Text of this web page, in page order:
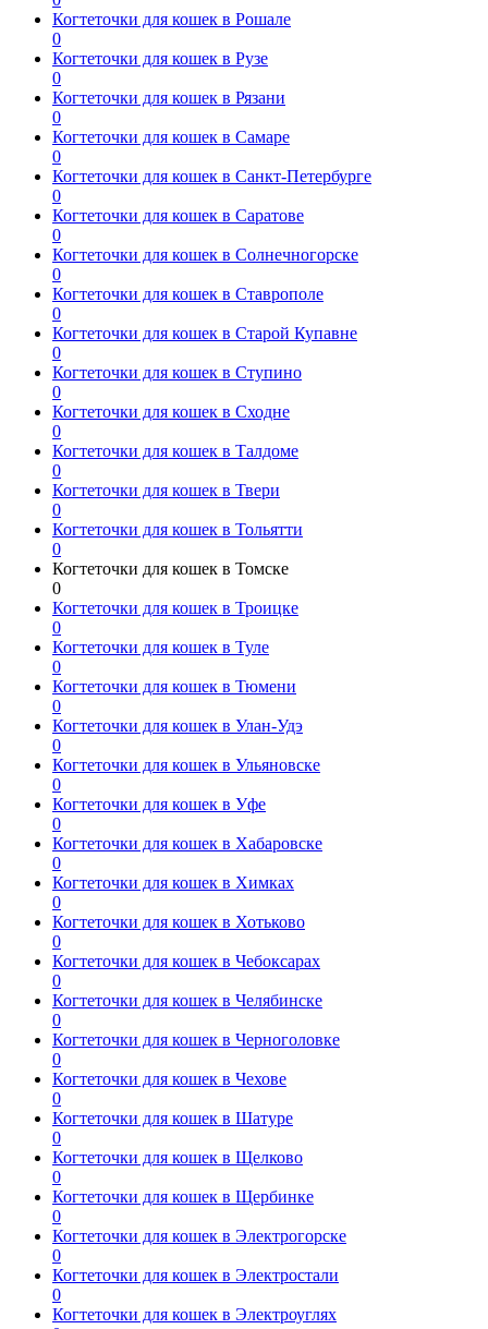
Когтеточки для кошек в Рошале
0
Когтеточки для кошек в Рузе
0
Когтеточки для кошек в Рязани
0
Когтеточки для кошек в Самаре
0
Когтеточки для кошек в Санкт-Петербурге
0
Когтеточки для кошек в Саратове
0
Когтеточки для кошек в Солнечногорске
0
Когтеточки для кошек в Ставрополе
0
Когтеточки для кошек в Старой Купавне
0
Когтеточки для кошек в Ступино
0
Когтеточки для кошек в Сходне
0
Когтеточки для кошек в Талдоме
0
Когтеточки для кошек в Твери
0
Когтеточки для кошек в Тольятти
0
Когтеточки для кошек в Томске
0
Когтеточки для кошек в Троицке
0
Когтеточки для кошек в Туле
0
Когтеточки для кошек в Тюмени
0
Когтеточки для кошек в Улан-Удэ
0
Когтеточки для кошек в Ульяновске
0
Когтеточки для кошек в Уфе
0
Когтеточки для кошек в Хабаровске
0
Когтеточки для кошек в Химках
0
Когтеточки для кошек в Хотьково
0
Когтеточки для кошек в Чебоксарах
0
Когтеточки для кошек в Челябинске
0
Когтеточки для кошек в Черноголовке
0
Когтеточки для кошек в Чехове
0
Когтеточки для кошек в Шатуре
0
Когтеточки для кошек в Щелково
0
Когтеточки для кошек в Щербинке
0
Когтеточки для кошек в Электрогорске
0
Когтеточки для кошек в Электростали
0
Когтеточки для кошек в Электроуглях